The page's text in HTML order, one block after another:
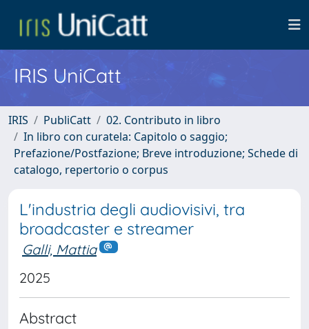
IRIS UniCatt
IRIS PubliCatt
02. Contributo in libro
In libro con curatela: Capitolo o saggio;
Prefazione/Postfazione; Breve introduzione; Schede di
catalogo, repertorio o corpus
L'industria degli audiovisivi, tra
broadcaster e streamer
Galli, Mattia
2025
Abstract